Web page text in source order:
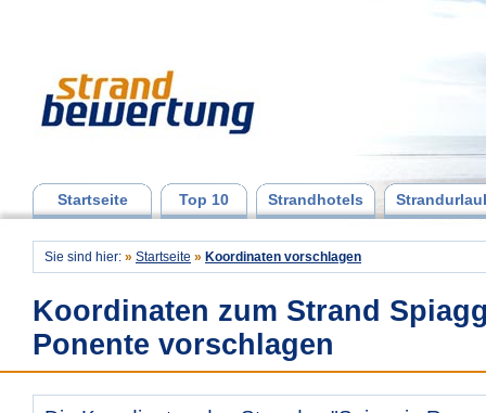
Startseite Top 10 Strandhotels
Sie sind hier: » Startseite » Koordinaten vorschlagen
Koordinaten zum Strand
Ponente vorschlagen